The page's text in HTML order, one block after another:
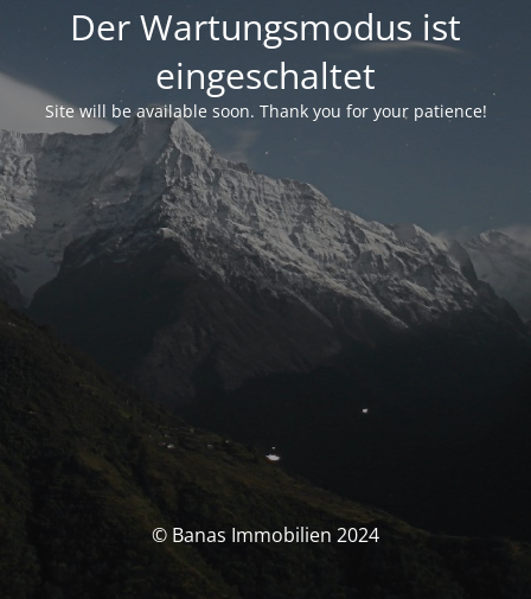
Der Wartungsmodus ist
eingeschaltet
Site will be available soon. Thank you for your patience!
© Banas Immobilien 2024